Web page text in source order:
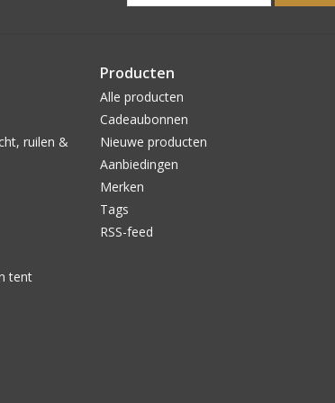
ruilen &
tent
Producten
Alle producten
Cadeaubonnen
Nieuwe producten
Aanbiedingen
Merken
Tags
RSS-feed